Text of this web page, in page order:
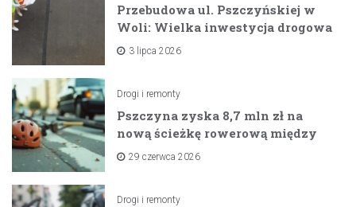
Przebudowa ul. Pszczyńskiej w
Woli: Wielka inwestycja drogowa
na horyzoncie
3 lipca 2026
Drogi i remonty
Pszczyna zyska 8,7 mln zł na
nową ścieżkę rowerową między
zaporami
29 czerwca 2026
Drogi i remonty